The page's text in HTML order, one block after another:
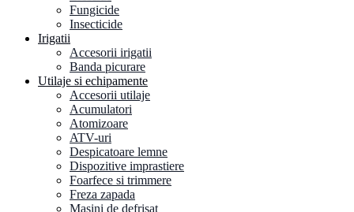
Fungicide
Insecticide
Irigatii
Accesorii irigatii
Banda picurare
Utilaje si echipamente
Accesorii utilaje
Acumulatori
Atomizoare
ATV-uri
Despicatoare lemne
Dispozitive imprastiere
Foarfece si trimmere
Freza zapada
Masini de defrisat